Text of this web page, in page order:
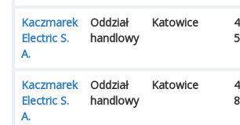
Kaczmarek
Electric S.
A.
Oddział
handlowy
Katowice
Kaczmarek
Electric S.
A.
Oddział
handlowy
Katowice